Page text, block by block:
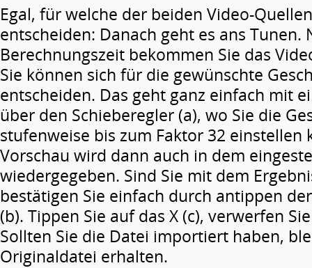
Egal, für welche der beiden Video-
entscheiden: Danach geht es ans Tunen.
Berechnungszeit bekommen Sie das
Sie können sich für die gewünschte
entscheiden. Das geht ganz einfach mit
über den Schieberegler (a), wo Sie die
stufenweise bis zum Faktor 32 einstellen
Vorschau wird dann auch in dem
wiedergegeben. Sind Sie mit dem
bestätigen Sie einfach durch antippen
(b). Tippen Sie auf das X (c), verwerfen
Sollten Sie die Datei importiert haben,
Originaldatei erhalten.